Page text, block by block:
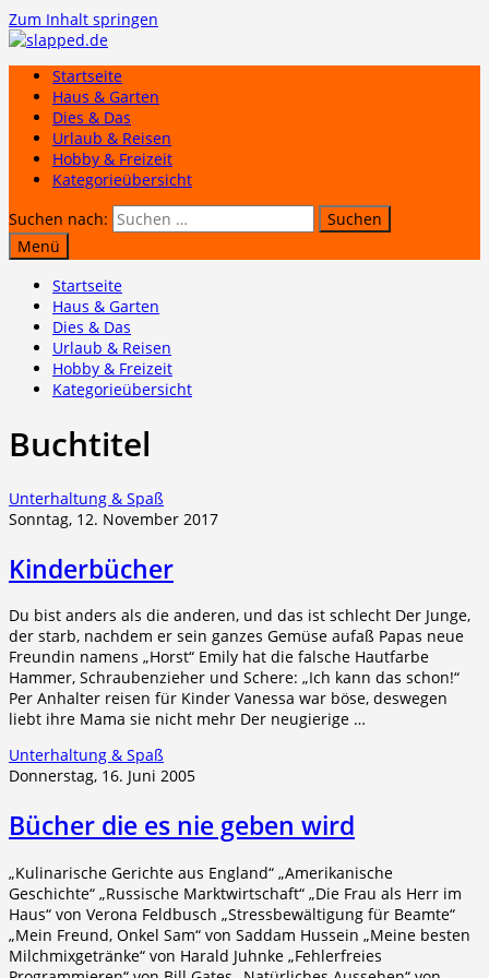
Zum Inhalt springen
Startseite
Haus & Garten
Dies & Das
Urlaub & Reisen
Hobby & Freizeit
Kategorieübersicht
Suchen nach:
Menü
Startseite
Haus & Garten
Dies & Das
Urlaub & Reisen
Hobby & Freizeit
Kategorieübersicht
Buchtitel
Unterhaltung & Spaß
Sonntag, 12. November 2017
Kinderbücher
Du bist anders als die anderen, und das ist schlecht Der Junge,
der starb, nachdem er sein ganzes Gemüse aufaß Papas neue
Freundin namens „Horst“ Emily hat die falsche Hautfarbe
Hammer, Schraubenzieher und Schere: „Ich kann das schon!“
Per Anhalter reisen für Kinder Vanessa war böse, deswegen
liebt ihre Mama sie nicht mehr Der neugierige …
Unterhaltung & Spaß
Donnerstag, 16. Juni 2005
Bücher die es nie geben wird
„Kulinarische Gerichte aus England“ „Amerikanische
Geschichte“ „Russische Marktwirtschaft“ „Die Frau als Herr im
Haus“ von Verona Feldbusch „Stressbewältigung für Beamte“
„Mein Freund, Onkel Sam“ von Saddam Hussein „Meine besten
Milchmixgetränke“ von Harald Juhnke „Fehlerfreies